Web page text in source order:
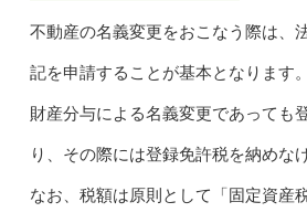
不動産の名義変更をおこなう際は、
記を申請することが基本となります。
財産分与による名義変更であっても
り、その際には登録免許税を納めな
なお、税額は原則として「固定資産